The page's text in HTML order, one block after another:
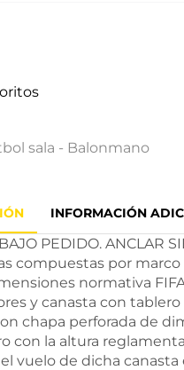
sala - Balonmano
INFORMACIÓN
PEDIDO. ANCLAR
compuestas por
normativa
y canasta con tablero
chapa perforada de
con la altura
vuelo de dicha canasta